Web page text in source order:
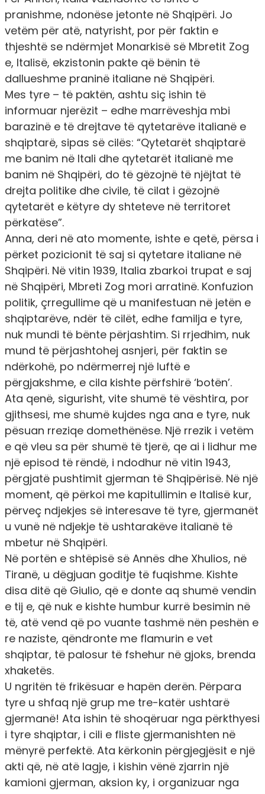
pranishme, ndonëse jetonte në Shqipëri. Jo
vetëm për atë, natyrisht, por për faktin e
thjeshtë se ndërmjet Monarkisë së Mbretit Zog
e, Italisë, ekzistonin pakte që bënin të
dallueshme praninë italiane në Shqipëri.
Mes tyre – të paktën, ashtu siç ishin të
informuar njerëzit – edhe marrëveshja mbi
barazinë e të drejtave të qytetarëve italianë e
shqiptarë, sipas së cilës: “Qytetarët shqiptarë
me banim në Itali dhe qytetarët italianë me
banim në Shqipëri, do të gëzojnë të njëjtat të
drejta politike dhe civile, të cilat i gëzojnë
qytetarët e këtyre dy shteteve në territoret
përkatëse”.
Anna, deri në ato momente, ishte e qetë, përsa i
përket pozicionit të saj si qytetare italiane në
Shqipëri. Në vitin 1939, Italia zbarkoi trupat e saj
në Shqipëri, Mbreti Zog mori arratinë. Konfuzion
politik, çrregullime që u manifestuan në jetën e
shqiptarëve, ndër të cilët, edhe familja e tyre,
nuk mundi të bënte përjashtim. Si rrjedhim, nuk
mund të përjashtohej asnjeri, për faktin se
ndërkohë, po ndërmerrej një luftë e
përgjakshme, e cila kishte përfshirë ‘botën’.
Ata qenë, sigurisht, vite shumë të vështira, por
gjithsesi, me shumë kujdes nga ana e tyre, nuk
pësuan rreziqe domethënëse. Një rrezik i vetëm
e që vleu sa për shumë të tjerë, qe ai i lidhur me
një episod të rëndë, i ndodhur në vitin 1943,
përgjatë pushtimit gjerman të Shqipërisë. Në një
moment, që përkoi me kapitullimin e Italisë kur,
përveç ndjekjes së interesave të tyre, gjermanët
u vunë në ndjekje të ushtarakëve italianë të
mbetur në Shqipëri.
Në portën e shtëpisë së Annës dhe Xhulios, në
Tiranë, u dëgjuan goditje të fuqishme. Kishte
disa ditë që Giulio, që e donte aq shumë vendin
e tij e, që nuk e kishte humbur kurrë besimin në
të, atë vend që po vuante tashmë nën peshën e
re naziste, qëndronte me flamurin e vet
shqiptar, të palosur të fshehur në gjoks, brenda
xhaketës.
U ngritën të frikësuar e hapën derën. Përpara
tyre u shfaq një grup me tre-katër ushtarë
gjermanë! Ata ishin të shoqëruar nga përkthyesi
i tyre shqiptar, i cili e fliste gjermanishten në
mënyrë perfektë. Ata kërkonin përgjegjësit e një
akti që, në atë lagje, i kishin vënë zjarrin një
kamioni gjerman, aksion ky, i organizuar nga